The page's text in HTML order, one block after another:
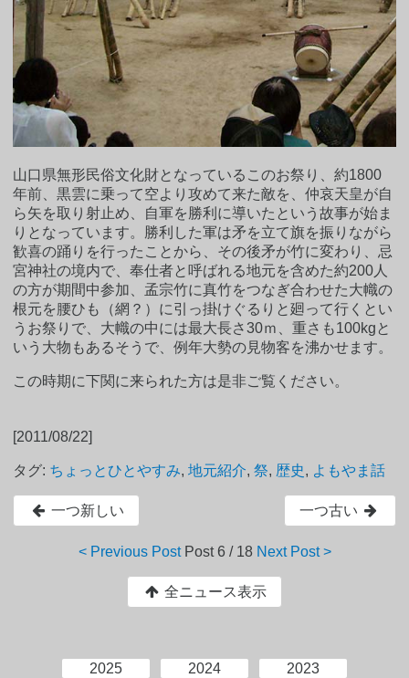
山口県無形民俗文化財となっているこのお祭り、約1800
年前、黒雲に乗って空より攻めて来た敵を、仲哀天皇が自
ら矢を取り射止め、自軍を勝利に導いたという故事が始ま
りとなっています。勝利した軍は矛を立て旗を振りながら
歓喜の踊りを行ったことから、その後矛が竹に変わり、忌
宮神社の境内で、奉仕者と呼ばれる地元を含めた約200人
の方が期間中参加、孟宗竹に真竹をつなぎ合わせた大幟の
根元を腰ひも（網？）に引っ掛けぐるりと廻って行くとい
うお祭りで、大幟の中には最大長さ30ｍ、重さも100kgと
いう大物もあるそうで、例年大勢の見物客を沸かせます。
この時期に下関に来られた方は是非ご覧ください。
[2011/08/22]
タグ: ちょっとひとやすみ,地元紹介,祭, 歴史, よもやま話
一つ新しい 一つ古い
< Previous Post Post6 / 18 Next Post >
全ニュース表示
2025 2024
2023